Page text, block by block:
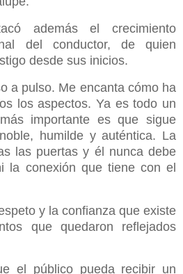
además el crecimiento
del conductor, de quien
desde sus inicios.
a pulso. Me encanta cómo ha
los aspectos. Ya es todo un
importante es que sigue
humilde y auténtica. La
las puertas y él nunca debe
la conexión que tiene con el
y la confianza que existe
que quedaron reflejados
el público pueda recibir un